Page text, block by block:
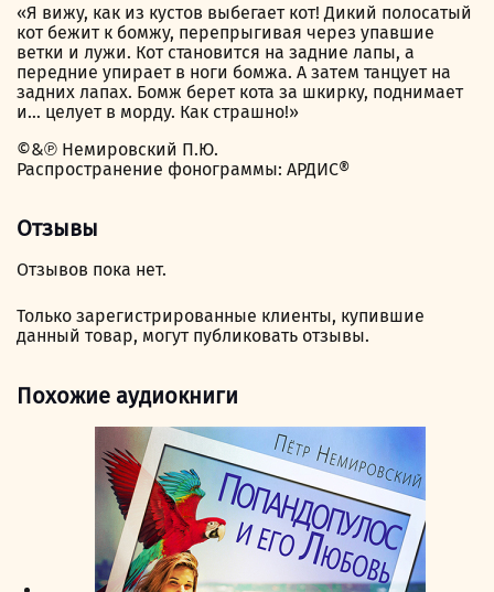
«Я вижу, как из кустов выбегает кот! Дикий полосатый
кот бежит к бомжу, перепрыгивая через упавшие
ветки и лужи. Кот становится на задние лапы, а
передние упирает в ноги бомжа. А затем танцует на
задних лапах. Бомж берет кота за шкирку, поднимает
и… целует в морду. Как страшно!»
©&℗ Немировский П.Ю.
Распространение фонограммы: АРДИС®
Отзывы
Отзывов пока нет.
Только зарегистрированные клиенты, купившие
данный товар, могут публиковать отзывы.
Похожие аудиокниги